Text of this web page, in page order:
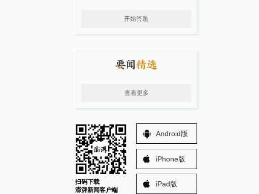
开始答题
查看更多
扫码下载
澎湃新闻客户端
Android版
iPhone版
iPad版